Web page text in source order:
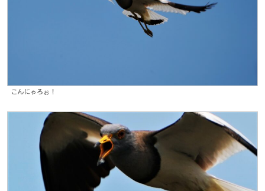
こんにゃろぉ！